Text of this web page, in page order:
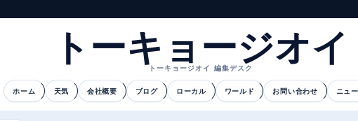
トーキョージオイ
トーキョージオイ 編集デスク
ホーム 天気 会社概要 ブログ ローカル ワールド お問い合わせ ニュ